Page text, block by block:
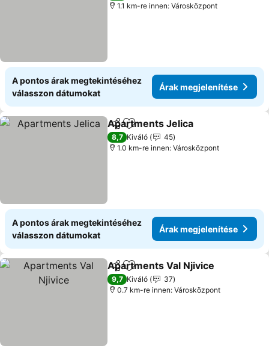
1.1 km-re innen: Városközpont
A pontos árak megtekintéséhez
válasszon dátumokat
Árak megjelenítése
Megosztás
Hozzáadás a kedvencekhez
Apartments Jelica
8,7 Kiváló
45
1.0 km-re innen: Városközpont
A pontos árak megtekintéséhez
válasszon dátumokat
Árak megjelenítése
Megosztás
Hozzáadás a kedvencekhez
Apartments Val Njivice
9,7 Kiváló
37
0.7 km-re innen: Városközpont